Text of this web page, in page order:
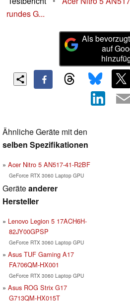
rundes G...
Als
auf
Ähnliche Geräte mit den
selben Spezifikationen
Acer Nitro 5 AN517-41-R2BF
GeForce RTX 3060 Laptop GPU
Geräteanderer
Hersteller
Lenovo Legion 5 17ACH6H-
82JY00GPSP
GeForce RTX 3060 Laptop GPU
Asus TUF Gaming A17
FA706QM-HX001
GeForce RTX 3060 Laptop GPU
Asus ROG Strix G17
G713QM-HX015T